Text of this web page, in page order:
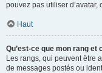
pouvez pas utiliser
Haut
Qu’est-ce que mon rang et
Les rangs, qui peuvent être
de messages postés ou